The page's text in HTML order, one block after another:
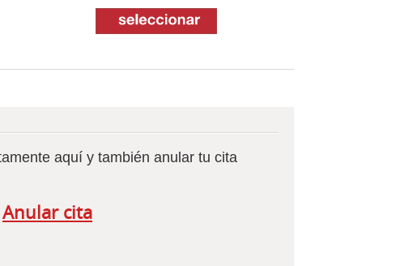
aquí y también anular tu cita
Anular cita